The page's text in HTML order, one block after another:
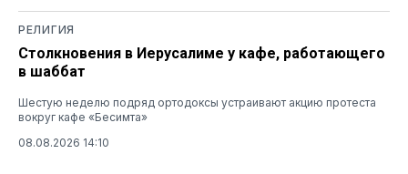
РЕЛИГИЯ
Столкновения в Иерусалиме у кафе, работающего
в шаббат
Шестую неделю подряд ортодоксы устраивают акцию протеста
вокруг кафе «Бесимта»
08.08.2026 14:10